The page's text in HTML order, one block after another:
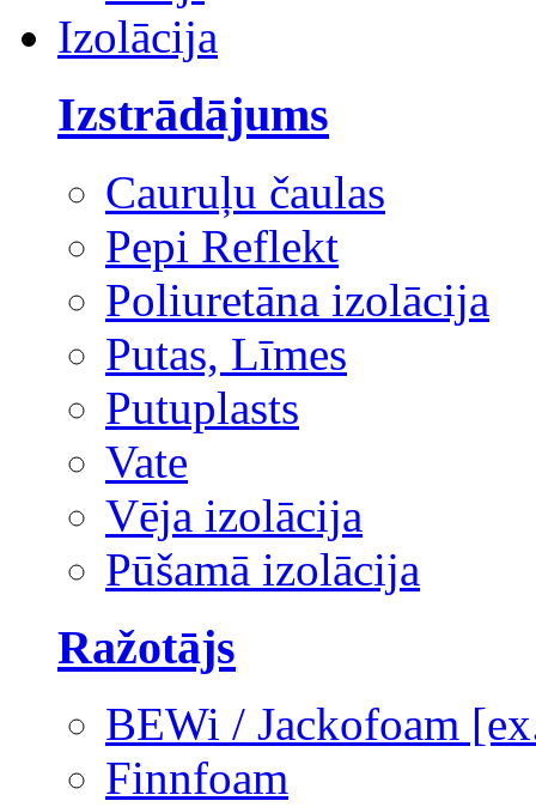
Izolācija
Izstrādājums
Cauruļu čaulas
Pepi Reflekt
Poliuretāna izolācija
Putas, Līmes
Putuplasts
Vate
Vēja izolācija
Pūšamā izolācija
Ražotājs
BEWi / Jackofoam
Finnfoam